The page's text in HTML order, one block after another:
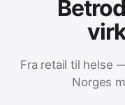
Fra retail til helse
Norges